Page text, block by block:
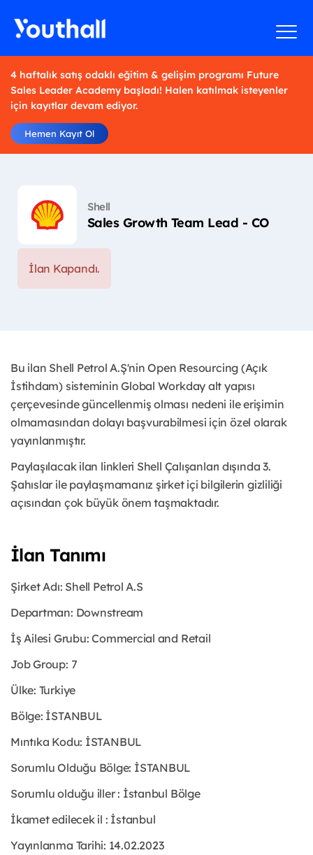
4 haftalık satış odaklı eğitim & gelişim programı Future
Sales Leader Academy başladı! Halen katılmak isteyenler
için kayıtlar devam ediyor.
Hemen Kayıt Ol
Shell
Sales Growth Team Lead - CO
İlan Kapandı.
Bu ilan Shell Petrol A.Ş'nin Open Resourcing (Açık
İstihdam) sisteminin Global Workday alt yapısı
çerçevesinde güncellenmiş olması nedeni ile erişimin
olmamasından dolayı başvurabilmesi için özel olarak
yayınlanmıştır.
Paylaşılacak ilan linkleri Shell Çalışanları dışında 3.
Şahıslar ile paylaşmamanız şirket içi bilgilerin gizliliği
açısından çok büyük önem taşmaktadır.
İlan Tanımı
Şirket Adı: Shell Petrol A.S
Departman: Downstream
İş Ailesi Grubu: Commercial and Retail
Job Group: 7
Ülke: Turkiye
Bölge: İSTANBUL
Mıntıka Kodu: İSTANBUL
Sorumlu Olduğu Bölge: İSTANBUL
Sorumlu olduğu iller : İstanbul Bölge
İkamet edilecek il : İstanbul
Yayınlanma Tarihi: 14.02.2023